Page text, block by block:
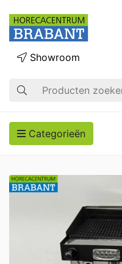
Zoek op
Showroom
Categorieën